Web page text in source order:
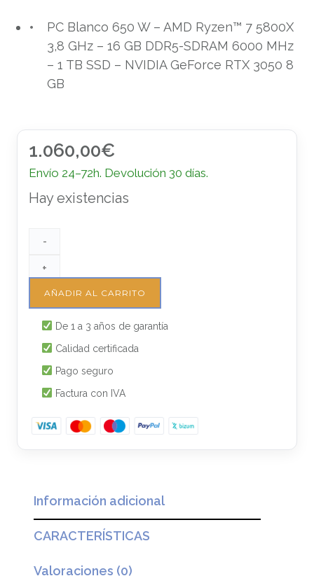
PC Blanco 650 W – AMD Ryzen™ 7 5800X
3,8 GHz – 16 GB DDR5-SDRAM 6000 MHz
– 1 TB SSD – NVIDIA GeForce RTX 3050 8
GB
1.060,00€
Envío 24–72h. Devolución 30 días.
Hay existencias
-
+
AÑADIR AL CARRITO
De 1 a 3 años de garantía
Calidad certificada
Pago seguro
Factura con IVA
Información adicional
CARACTERÍSTICAS
Valoraciones (0)